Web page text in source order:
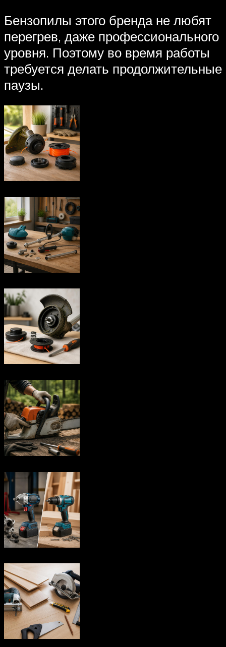
Бензопилы этого бренда не любят
перегрев, даже профессионального
уровня. Поэтому во время работы
требуется делать продолжительные
паузы.